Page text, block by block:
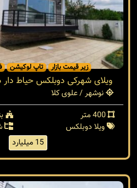
زیر قیمت بازار تاپ لوکیشن
ویلای شهرکی دوبلکس حیاط دار
نوشهر / علوی کلا
ویلا دوبلکس
15 میلیارد